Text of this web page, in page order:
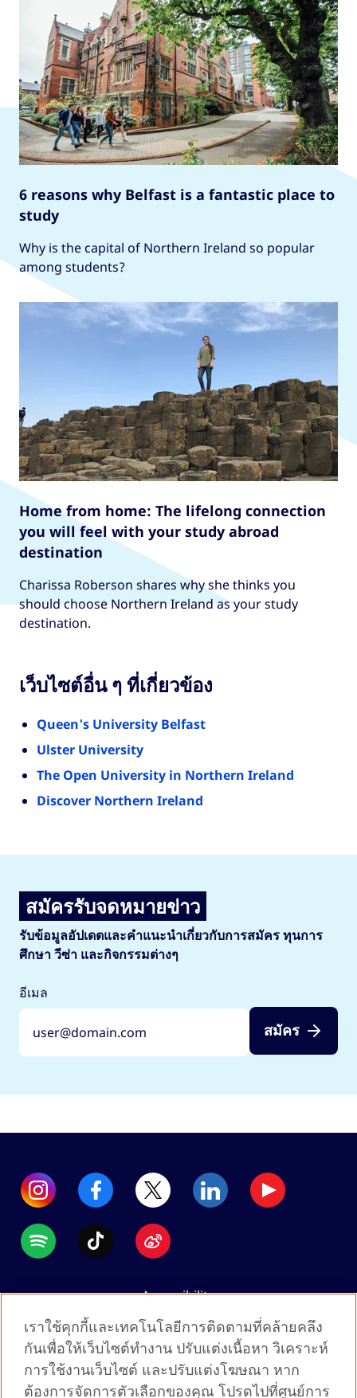
6 reasons why Belfast is a fantastic place to
study
Why is the capital of Northern Ireland so popular
among students?
Home from home: The lifelong connection
you will feel with your study abroad
destination
Charissa Roberson shares why she thinks you
should choose Northern Ireland as your study
destination.
เว็บไซต์อื่น ๆ ที่เกี่ยวข้อง
Queen's University Belfast
Ulster University
The Open University in Northern Ireland
Discover Northern Ireland
สมัครรับจดหมายข่าว
รับข้อมูลอัปเดตและคำแนะนำเกี่ยวกับการสมัคร ทุนการ
ศึกษา วีซ่า และกิจกรรมต่างๆ
อีเมล
สมัคร
Accessibility
Data protection
Terms of use
Cookies
เราใช้คุกกี้และเทคโนโลยีการติดตามที่คล้ายคลึง
กันเพื่อให้เว็บไซต์ทำงาน ปรับแต่งเนื้อหา วิเคราะห์
การใช้งานเว็บไซต์ และปรับแต่งโฆษณา หาก
ต้องการจัดการตัวเลือกของคุณ โปรดไปที่ศูนย์การ